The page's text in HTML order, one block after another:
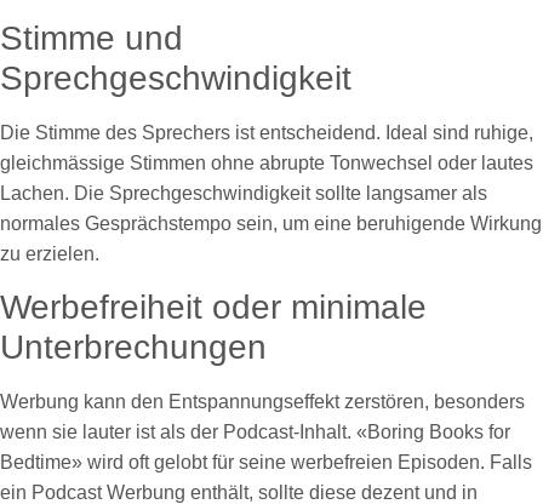
Stimme und
Sprechgeschwindigkeit
Die Stimme des Sprechers ist entscheidend. Ideal sind ruhige,
gleichmässige Stimmen ohne abrupte Tonwechsel oder lautes
Lachen. Die Sprechgeschwindigkeit sollte langsamer als
normales Gesprächstempo sein, um eine beruhigende Wirkung
zu erzielen.
Werbefreiheit oder minimale
Unterbrechungen
Werbung kann den Entspannungseffekt zerstören, besonders
wenn sie lauter ist als der Podcast-Inhalt. «Boring Books for
Bedtime» wird oft gelobt für seine werbefreien Episoden. Falls
ein Podcast Werbung enthält, sollte diese dezent und in